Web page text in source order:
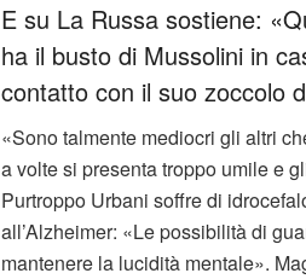
E su La Russa sostiene:
ha il busto di Mussolini in
contatto con il suo zoccolo
«Sono talmente mediocri gli altri
a volte si presenta troppo umile e
Purtroppo Urbani soffre di
all’Alzheimer: «Le possibilità di
mantenere la lucidità mentale».